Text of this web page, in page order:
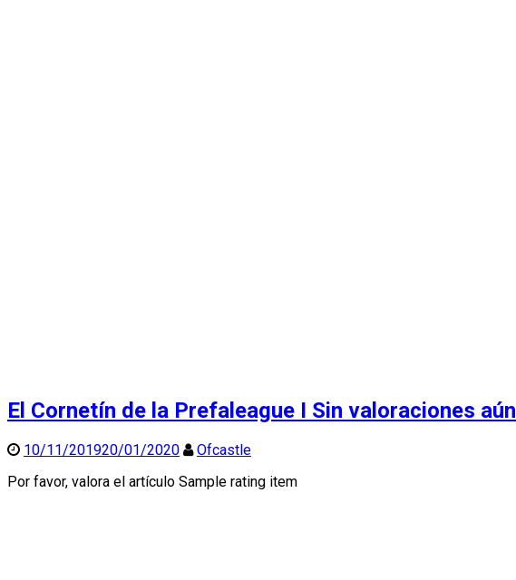
El Cornetín de la Prefaleague I Sin valoraciones aún
10/11/201920/01/2020
Ofcastle
Por favor, valora el artículo Sample rating item